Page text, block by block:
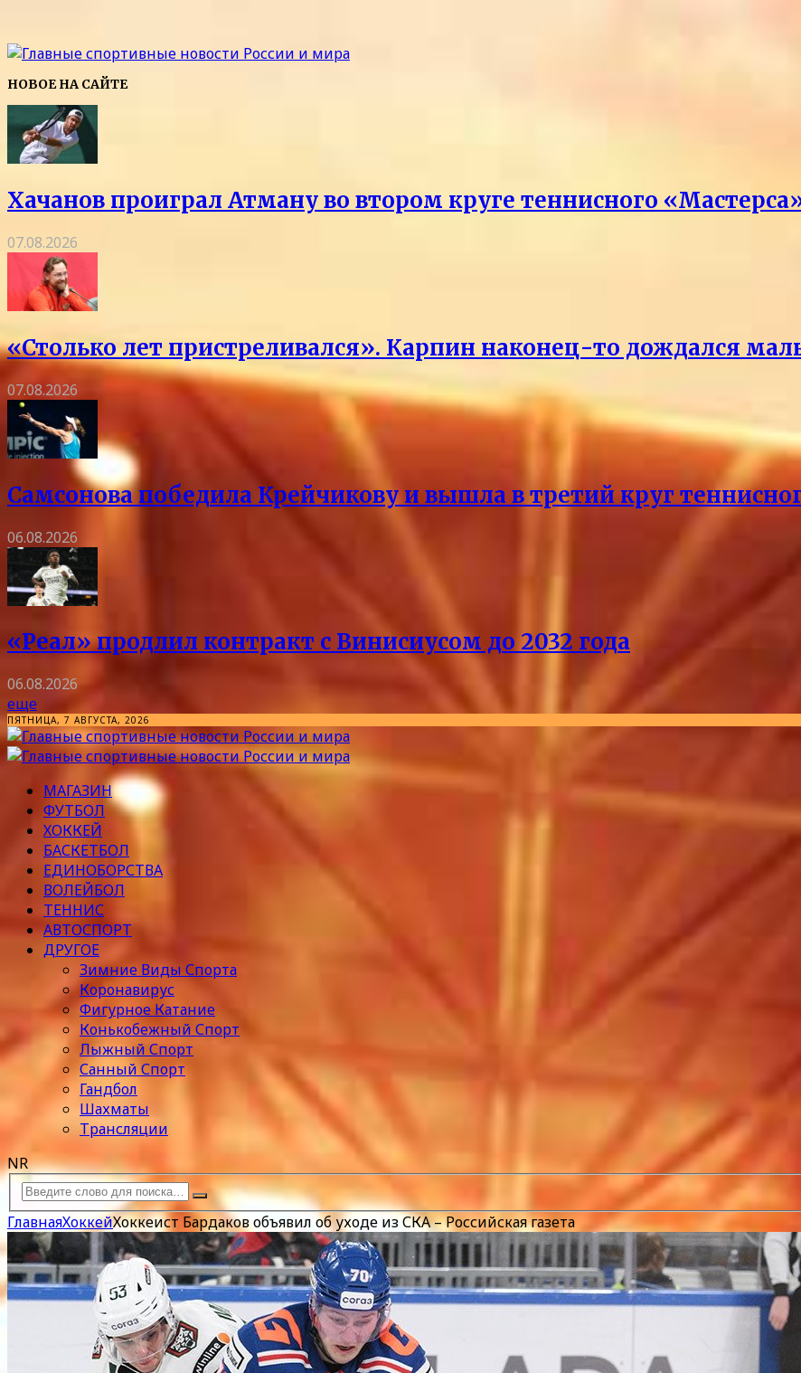
НОВОЕ НА САЙТЕ
Хачанов проиграл Атману во втором круге теннисного
07.08.2026
«Столько лет пристреливался». Карпин наконец-то дождался
07.08.2026
Самсонова победила Крейчикову и вышла в третий круг
06.08.2026
«Реал» продлил контракт с Винисиусом до 2032 года
06.08.2026
еще
ПЯТНИЦА, 7 АВГУСТА, 2026
МАГАЗИН
ФУТБОЛ
ХОККЕЙ
БАСКЕТБОЛ
ЕДИНОБОРСТВА
ВОЛЕЙБОЛ
ТЕННИС
АВТОСПОРТ
ДРУГОЕ
Зимние Виды Спорта
Коронавирус
Фигурное Катание
Конькобежный Спорт
Лыжный Спорт
Санный Спорт
Гандбол
Шахматы
Трансляции
NR
ГлавнаяХоккейХоккеист Бардаков объявил об уходе из СКА – Российская газета